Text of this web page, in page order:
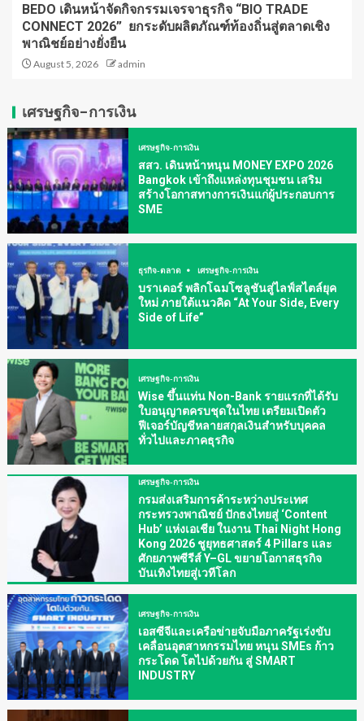
BEDO เดินหน้าจัดกิจกรรมเจรจาธุรกิจ “BIO TRADE
CONNECT 2026” ยกระดับผลิตภัณฑ์ท้องถิ่นสู่ตลาดเชิง
พาณิชย์อย่างยั่งยืน
August 5, 2026 admin
เศรษฐกิจ-การเงิน
เศรษฐกิจ-การเงิน
สสว. เดินหน้าหนุน MONEY EXPO 2026
Bangkok เข้าถึงแหล่งทุนชุมชน เสริม
สร้างโอกาสทางการเงินแก่ผู้ประกอบการ
SME
ธุรกิจ-ตลาด เศรษฐกิจ-การเงิน
บราเดอร์ พลิกโฉมโซลูชันสู่ไลฟ์สไตล์ยุค
ใหม่ ภายใต้แนวคิด “At Your Side, Every
Side of Life”
เศรษฐกิจ-การเงิน
Wise ขึ้นแท่น Non-Bank รายแรกที่ได้รับ
ใบอนุญาตครบชุดในไทย เตรียมเปิดตัว
ฟีเจอร์บัญชีหลายสกุลเงินสำหรับบุคคล
ทั่วไปและภาคธุรกิจ
เศรษฐกิจ-การเงิน
กรมส่งเสริมการค้าระหว่างประเทศ
กระทรวงพาณิชย์ ปักธงไทยสู่ ‘Content
Hub’ แห่งเอเชีย ในงาน Thai Night Hong
Kong 2026 ชูยุทธศาสตร์ 4 Pillars และ
ศักยภาพซีรีส์ Y–GL ขยายโอกาสธุรกิจ
บันเทิงไทยสู่เวทีโลก
เศรษฐกิจ-การเงิน
เอสซีจีและเครือข่ายจับมือภาครัฐเร่งขับ
เคลื่อนอุตสาหกรรมไทย หนุน SMEs ก้าว
กระโดด โตไปด้วยกัน สู่ SMART
INDUSTRY